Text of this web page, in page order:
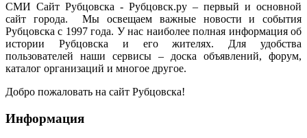
СМИ Сайт Рубцовска - Рубцовск.ру – первый и основной
сайт города. Мы освещаем важные новости и события
Рубцовска с 1997 года. У нас наиболее полная информация об
истории Рубцовска и его жителях. Для удобства
пользователей наши сервисы – доска объявлений, форум,
каталог организаций и многое другое.
Добро пожаловать на сайт Рубцовска!
Информация